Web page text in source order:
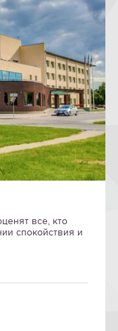
все, кто
спокойствия и